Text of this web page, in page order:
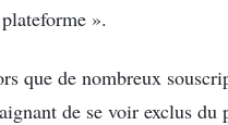
».
que de nombreux
de se voir exclus du